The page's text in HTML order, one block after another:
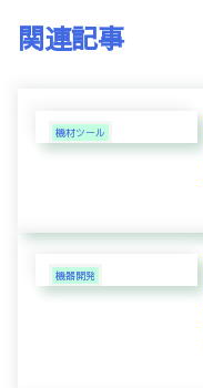
関連記事
機材ツール
機器開発